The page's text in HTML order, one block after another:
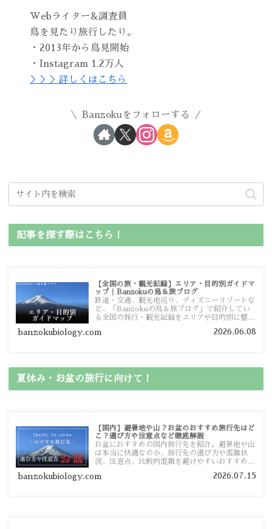
Webライター&調査員
鳥を見たり旅行したり。
・2013年から鳥見開始
・Instagram 1.2万人
＞＞＞詳しくはこちら
Banzokuをフォローする
記事を探す際はこちら！
【全国の旅・観光記録】エリア・目的別ガイドマ
ップ｜Banzokuの鳥＆旅ブログ
鉄道・交通、観光地巡り、ディズニーリゾートな
ど、「Banzokuの鳥＆旅ブログ」で紹介してい
る全国の旅行・観光記録をエリアや目的別に整理
ガイドマップからスムーズに見つけていただけま
banzokubiology.com 2026.06.08
夏休み・お盆の旅行に向けて！
【国内】避暑地や山？お盆のおすすめ旅行先はど
こ？選び方や注意点など徹底解説
お盆におすすめの国内旅行先を紹介。避暑地や山
は本当に快適なのか、旅行先の選び方や混雑状
況、注意点、比較的混雑を避けやすいおすすめス
す。
banzokubiology.com 2026.07.15